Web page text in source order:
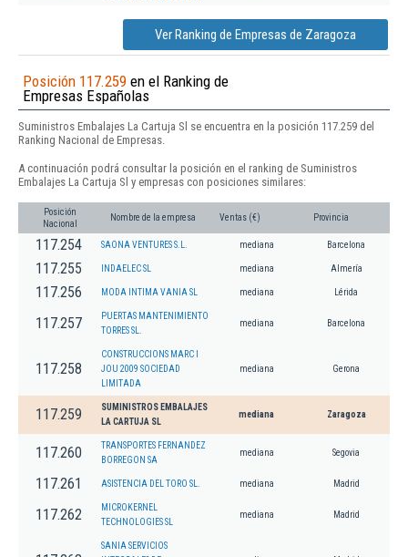
Ver Ranking de Empresas de Zaragoza
Posición 117.259 en el Ranking de
Empresas Españolas
Suministros Embalajes La Cartuja Sl se encuentra en la posición 117.259 del
Ranking Nacional de Empresas.
A continuación podrá consultar la posición en el ranking de Suministros
Embalajes La Cartuja Sl y empresas con posiciones similares:
Posición
Nacional
Nombre de la empresa Ventas (€) Provincia
117.254 SAONA VENTURES S.L. mediana Barcelona
117.255 INDAELEC SL mediana Almería
117.256 MODA INTIMA VANIA SL mediana Lérida
117.257
PUERTAS MANTENIMIENTO
TORRES SL.
mediana Barcelona
117.258
CONSTRUCCIONS MARC I
JOU 2009 SOCIEDAD
LIMITADA
mediana Gerona
117.259
SUMINISTROS EMBALAJES
LA CARTUJA SL
mediana Zaragoza
117.260
TRANSPORTES FERNANDEZ
BORREGON SA
mediana Segovia
117.261 ASISTENCIA DEL TORO SL. mediana Madrid
117.262
MICROKERNEL
TECHNOLOGIES SL
mediana Madrid
SANIA SERVICIOS